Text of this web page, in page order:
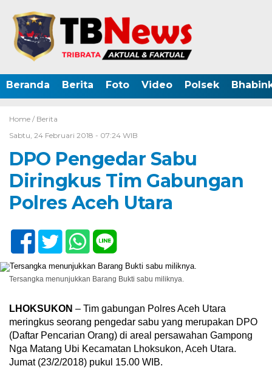
Beranda Berita Foto Video Polsek
Home / Berita
Sabtu, 24 Februari 2018 - 07:24 WIB
DPO Pengedar Sabu
Diringkus Tim Gabungan
Polres Aceh Utara
Tersangka menunjukkan Barang Bukti sabu miliknya.
LHOKSUKON – Tim gabungan Polres Aceh Utara
meringkus seorang pengedar sabu yang merupakan DPO
(Daftar Pencarian Orang) di areal persawahan Gampong
Nga Matang Ubi Kecamatan Lhoksukon, Aceh Utara.
Jumat (23/2/2018) pukul 15.00 WIB.